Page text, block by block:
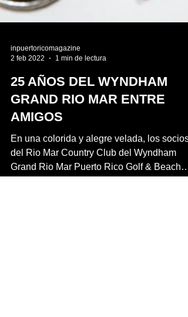
2 feb 2022
1 min de lectura
25 AÑOS DEL WYNDHAM
GRAND RIO MAR ENTRE
AMIGOS
En una colorida y alegre velada, los socios
del Rio Mar Country Club del Wyndham